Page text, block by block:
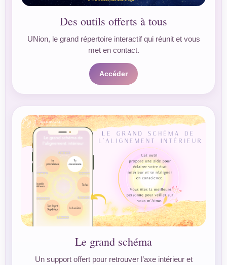
Des outils offerts à tous
UNion, le grand répertoire interactif qui réunit et vous
met en contact.
Accéder
Le grand schéma
Un support offert pour retrouver l’axe intérieur et